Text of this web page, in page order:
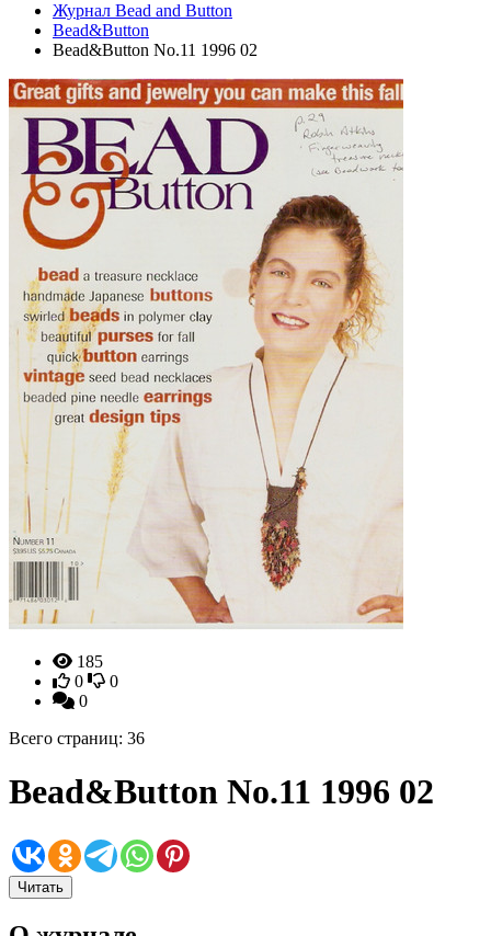
Журнал Bead and Button
Bead&Button
Bead&Button No.11 1996 02
185
0
0
0
Всего страниц: 36
Bead&Button No.11 1996 02
Читать